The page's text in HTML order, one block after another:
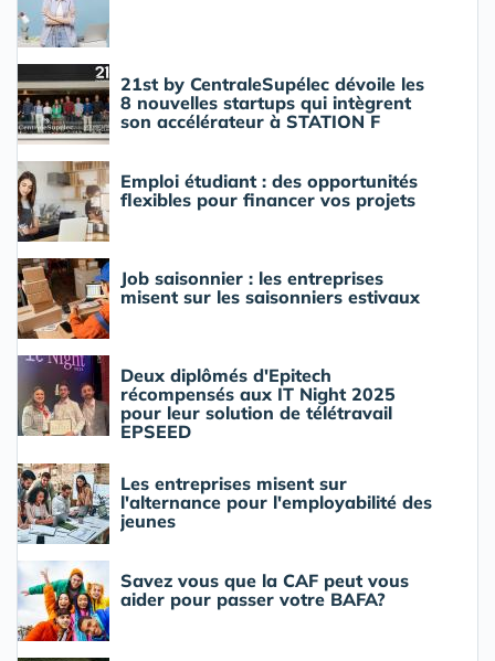
21st by CentraleSupélec dévoile les
8 nouvelles startups qui intègrent
son accélérateur à STATION F
Emploi étudiant : des opportunités
flexibles pour financer vos projets
Job saisonnier : les entreprises
misent sur les saisonniers estivaux
Deux diplômés d'Epitech
récompensés aux IT Night 2025
pour leur solution de télétravail
EPSEED
Les entreprises misent sur
l'alternance pour l'employabilité des
jeunes
Savez vous que la CAF peut vous
aider pour passer votre BAFA?